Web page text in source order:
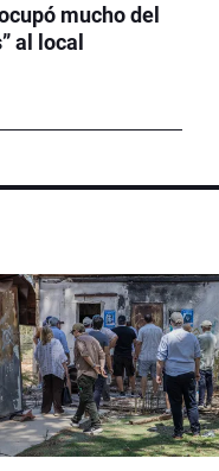
mucho del
al local